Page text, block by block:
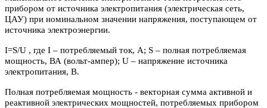
прибором от источника электропитания (электрическая сеть,
ЦАУ) при номинальном значении напряжения, поступающем от
источника электроэнергии.
I=S/U , где I – потребляемый ток, А; S – полная потребляемая
мощность, ВА (вольт-ампер); U – напряжение источника
электропитания, В.
Полная потребляемая мощность - векторная сумма активной и
реактивной электрических мощностей, потребляемых прибором